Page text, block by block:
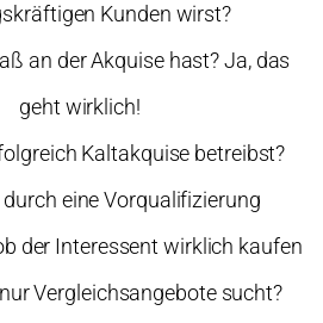
Kunden wirst?
an der Akquise hast? Ja, das
geht wirklich!
Kaltakquise betreibst?
eine Vorqualifizierung
der Interessent wirklich kaufen
Vergleichsangebote sucht?